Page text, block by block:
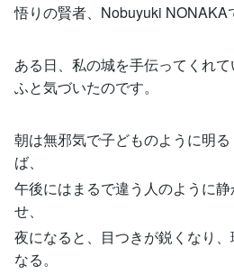
悟りの賢者、Nobuyuki NONAKA
ある日、私の城を手伝ってくれて
ふと気づいたのです。
朝は無邪気で子どものように明
ば、
午後にはまるで違う人のように
せ、
夜になると、目つきが鋭くなり
なる。